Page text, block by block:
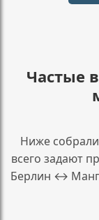
Частые
Ниже
всего задают
Берлин ↔